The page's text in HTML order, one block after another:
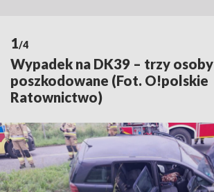
1/4
Wypadek na DK39 – trzy osoby
poszkodowane (Fot. O!polskie
Ratownictwo)